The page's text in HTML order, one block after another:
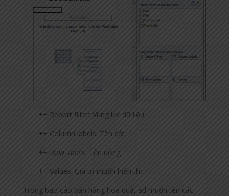
++ Report filter: Vùng lọc dữ liệu
++ Column labels: Tên cột
++ Row labels: Tên dòng
++ Values: Giá trị muốn hiển thị.
Trong báo cáo bán hàng hoa quả, ad muốn tên các